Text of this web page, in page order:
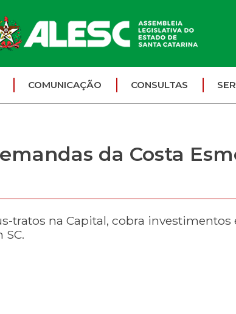
COMUNICAÇÃO CONSULTAS
da Costa
tratos na Capital, cobra